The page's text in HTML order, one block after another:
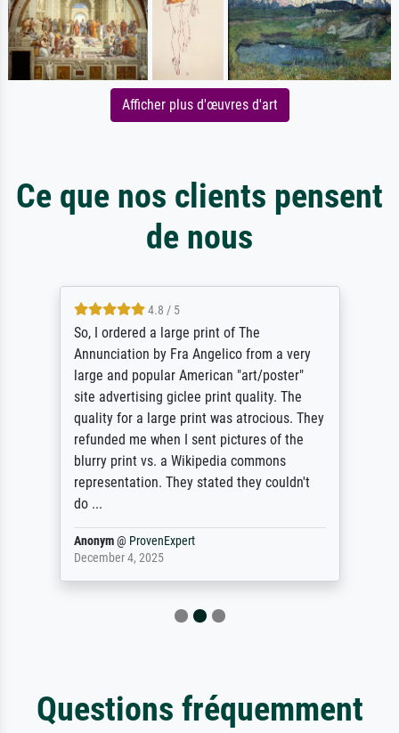
Afficher plus d'œuvres d'art
Ce que nos clients pensent
de nous
4.8 / 5
So, I ordered a large print of The
Annunciation by Fra Angelico from a very
large and popular American "art/poster"
site advertising giclee print quality. The
quality for a large print was atrocious. They
refunded me when I sent pictures of the
blurry print vs. a Wikipedia commons
representation. They stated they couldn't
do ...
Anonym@ ProvenExpert
December 4, 2025
Questions fréquemment